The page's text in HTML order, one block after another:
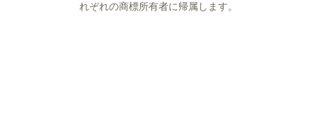
れぞれの商標所有者に帰属します。